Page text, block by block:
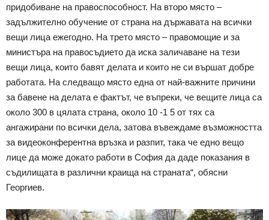
придобиване на правоспособност. На второ място –
задължително обучение от страна на държавата на всички
вещи лица ежегодно. На трето място – правомощие и за
министъра на правосъдието да иска заличаване на тези
вещи лица, които бавят делата и които не си вършат добре
работата. На следващо място една от най-важните причини
за бавене на делата е фактът, че въпреки, че вещите лица са
около 300 в цялата страна, около 10 -1 5 от тях са
ангажирани по всички дела, затова въвеждаме възможността
за видеоконферентна връзка и разпит, така че едно вещо
лице да може докато работи в София да даде показания в
съдилищата в различни краища на страната“, обясни
Георгиев.